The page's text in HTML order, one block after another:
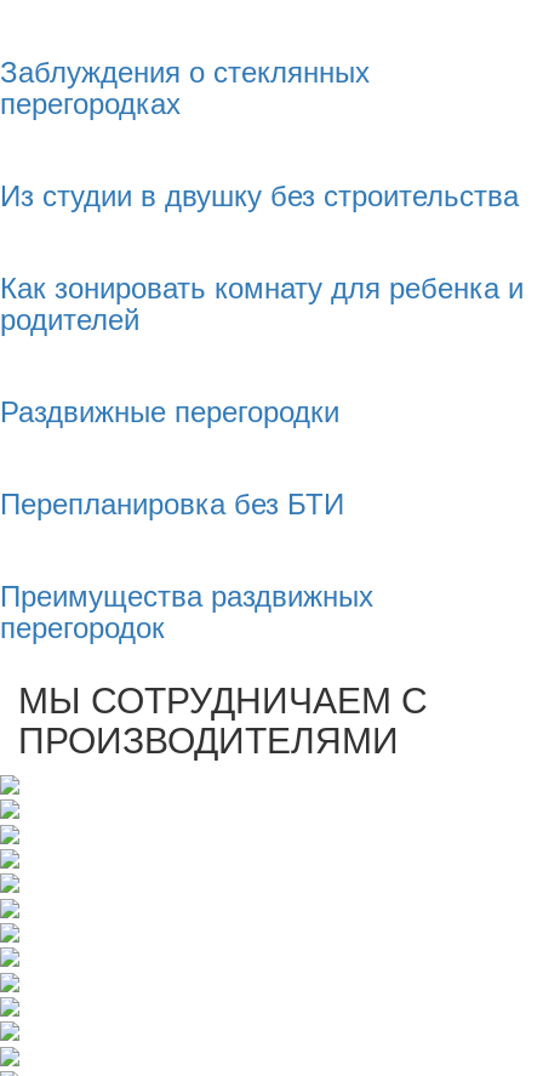
Заблуждения о стеклянных
перегородках
Из студии в двушку без строительства
Как зонировать комнату для ребенка и
родителей
Раздвижные перегородки
Перепланировка без БТИ
Преимущества раздвижных
перегородок
МЫ СОТРУДНИЧАЕМ С
ПРОИЗВОДИТЕЛЯМИ